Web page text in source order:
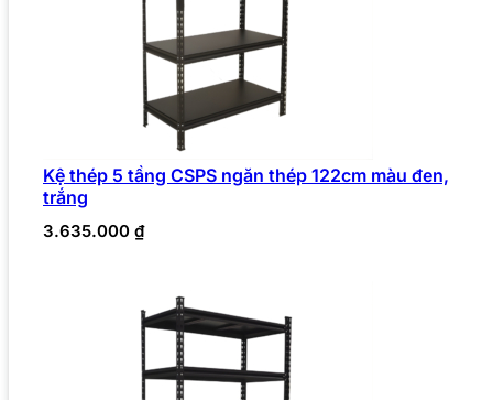
Kệ thép 5 tầng CSPS ngăn thép 122cm màu đen,
trắng
3.635.000 ₫